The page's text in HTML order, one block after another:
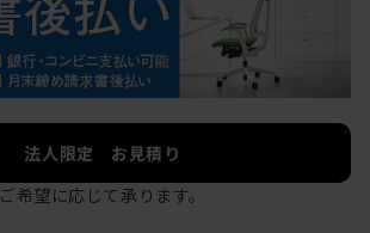
法人限定 お見積り
ご希望に応じて承ります。